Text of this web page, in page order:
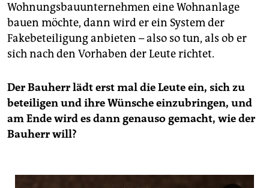
Wohnungsbauunternehmen eine Wohnanlage
bauen möchte, dann wird er ein System der
Fakebeteiligung anbieten – also so tun, als ob er
sich nach den Vorhaben der Leute richtet.
Der Bauherr lädt erst mal die Leute ein, sich zu
beteiligen und ihre Wünsche einzubringen, und
am Ende wird es dann genauso gemacht, wie der
Bauherr will?